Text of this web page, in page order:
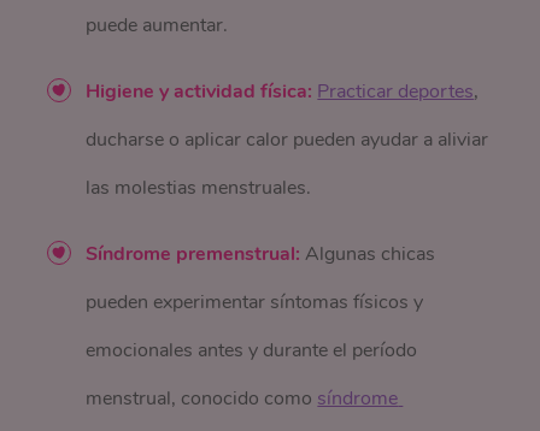
puede aumentar.
Higiene y actividad física: Practicar deportes,
ducharse o aplicar calor pueden ayudar a aliviar
las molestias menstruales.
Síndrome premenstrual: Algunas chicas
pueden experimentar síntomas físicos y
emocionales antes y durante el período
menstrual, conocido como síndrome